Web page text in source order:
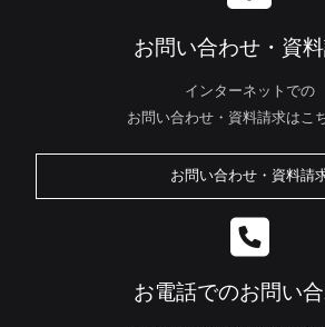
お問い合わせ・資
インターネットでの
お問い合わせ・資料請求はこ
お問い合わせ・資料請
お電話でのお問い